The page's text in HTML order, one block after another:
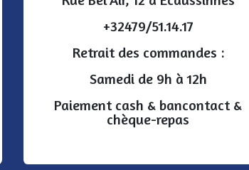
+32479/51.14.17
Retrait des commandes :
Samedi de 9h à 12h
Paiement cash & bancontact &
chèque-repas